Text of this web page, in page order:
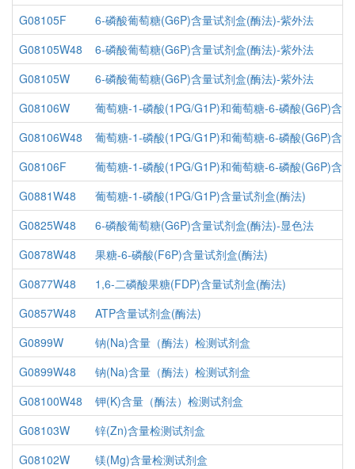
G08105F
6-磷酸葡萄糖(G6P)含量试剂盒(酶法)-紫外法
G08105W48
6-磷酸葡萄糖(G6P)含量试剂盒(酶法)-紫外法
G08105W
6-磷酸葡萄糖(G6P)含量试剂盒(酶法)-紫外法
G08106W
葡萄糖-1-磷酸(1PG/G1P)和葡萄糖-6-磷酸(G6P)含
G08106W48
葡萄糖-1-磷酸(1PG/G1P)和葡萄糖-6-磷酸(G6P)含
G08106F
葡萄糖-1-磷酸(1PG/G1P)和葡萄糖-6-磷酸(G6P)含
G0881W48
葡萄糖-1-磷酸(1PG/G1P)含量试剂盒(酶法)
G0825W48
6-磷酸葡萄糖(G6P)含量试剂盒(酶法)-显色法
G0878W48
果糖-6-磷酸(F6P)含量试剂盒(酶法)
G0877W48
1,6-二磷酸果糖(FDP)含量试剂盒(酶法)
G0857W48
ATP含量试剂盒(酶法)
G0899W
钠(Na)含量（酶法）检测试剂盒
G0899W48
钠(Na)含量（酶法）检测试剂盒
G08100W48
钾(K)含量（酶法）检测试剂盒
G08103W
锌(Zn)含量检测试剂盒
G08102W
镁(Mg)含量检测试剂盒